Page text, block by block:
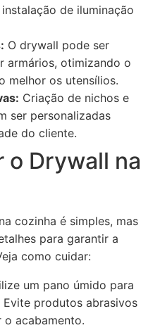
de iluminação
O drywall pode ser
armários, otimizando o
melhor os utensílios.
Criação de nichos e
ser personalizadas
do cliente.
o Drywall na
cozinha é simples, mas
para garantir a
como cuidar:
um pano úmido para
produtos abrasivos
o acabamento.